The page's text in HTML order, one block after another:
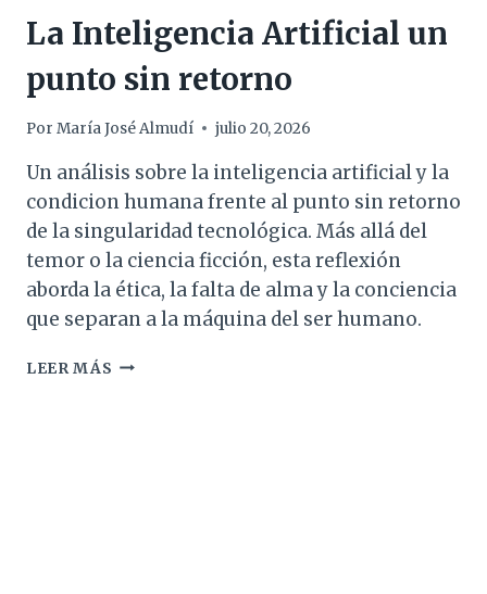
La Inteligencia Artificial un
punto sin retorno
Por María José Almudí julio 20, 2026
Un análisis sobre la inteligencia artificial y la
condicion humana frente al punto sin retorno
de la singularidad tecnológica. Más allá del
temor o la ciencia ficción, esta reflexión
aborda la ética, la falta de alma y la conciencia
que separan a la máquina del ser humano.
LEER MÁS LA